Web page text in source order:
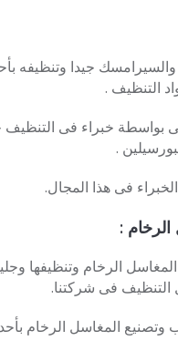
جيدا وتنظيفه
التنظيف .
بواسطة خبراء فى التنظيف
.
فى هذا المجال.
:
الرخام وتنظيفها
فى شركتنا.
وتصنيع المغاسل الرخام